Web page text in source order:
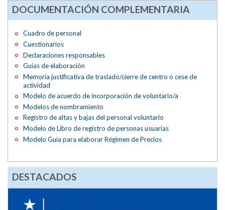
DOCUMENTACIÓN COMPLEMENTARIA
Cuadro de personal
Cuestionarios
Declaraciones responsables
Guías de elaboración
Memoria justificativa de traslado/cierre de centro o cese de
actividad
Modelo de acuerdo de incorporación de voluntario/a
Modelos de nombramiento
Registro de altas y bajas del personal voluntario
Modelo de Libro de registro de personas usuarias
Modelo Guía para elaborar Régimen de Precios
DESTACADOS